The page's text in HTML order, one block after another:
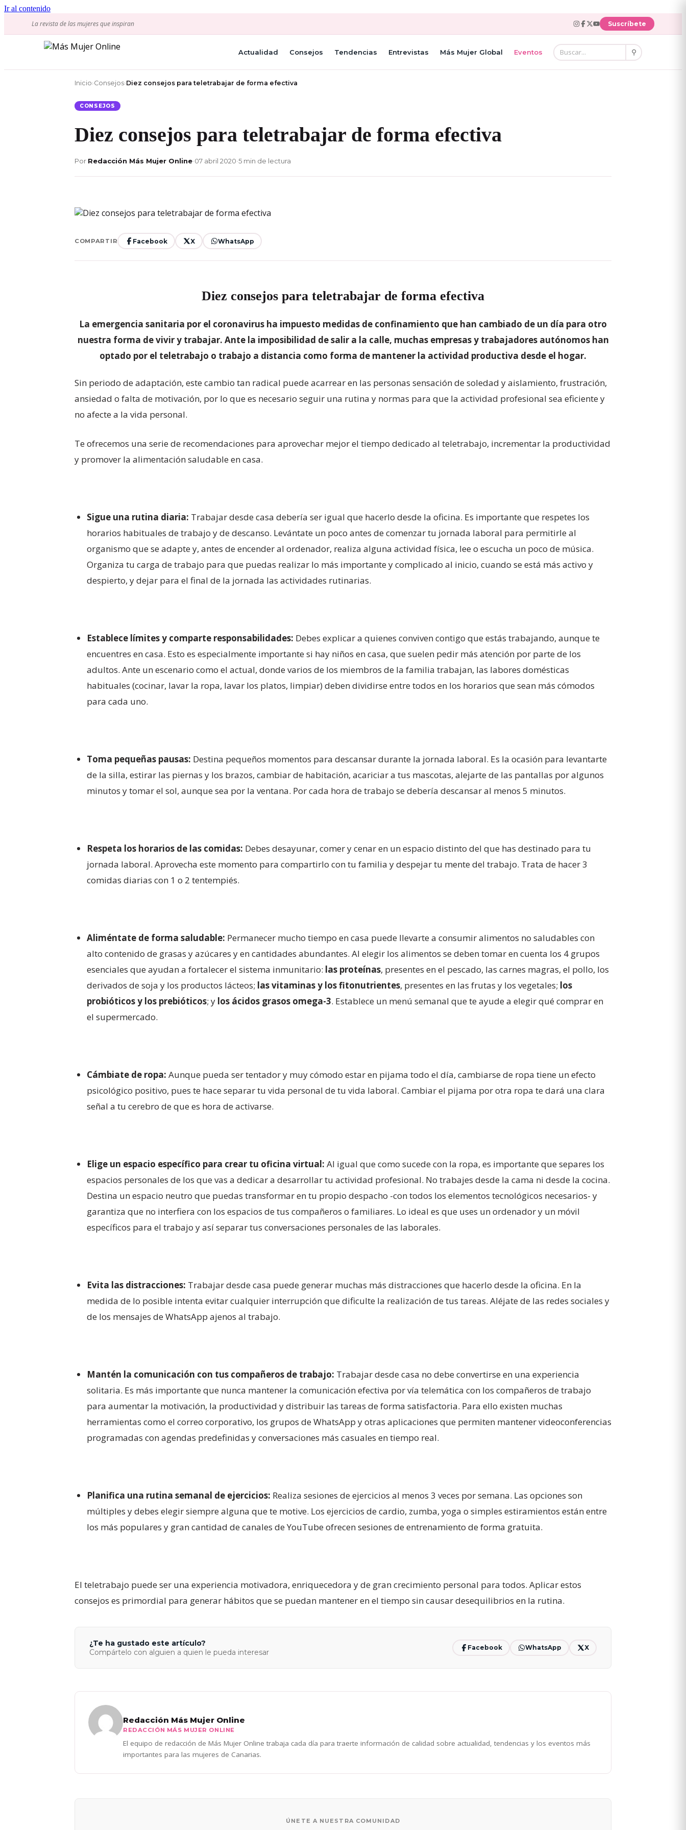
Ir al contenido
La revista de las mujeres que inspiran
Suscríbete
Actualidad Consejos Tendencias Entrevistas Más Mujer Global Eventos ⚲
Inicio›Consejos›Diez consejos para teletrabajar de forma efectiva
CONSEJOS
Diez consejos para teletrabajar de forma efectiva
Por Redacción Más Mujer Online•07 abril 2020•5 min de lectura
COMPARTIR Facebook X WhatsApp
Diez consejos para teletrabajar de forma efectiva
La emergencia sanitaria por el coronavirus ha impuesto medidas de confinamiento que han cambiado de un día para otro
nuestra forma de vivir y trabajar. Ante la imposibilidad de salir a la calle, muchas empresas y trabajadores autónomos han
optado por el teletrabajo o trabajo a distancia como forma de mantener la actividad productiva desde el hogar.
Sin periodo de adaptación, este cambio tan radical puede acarrear en las personas sensación de soledad y aislamiento, frustración,
ansiedad o falta de motivación, por lo que es necesario seguir una rutina y normas para que la actividad profesional sea eficiente y
no afecte a la vida personal.
Te ofrecemos una serie de recomendaciones para aprovechar mejor el tiempo dedicado al teletrabajo, incrementar la productividad
y promover la alimentación saludable en casa.
Sigue una rutina diaria: Trabajar desde casa debería ser igual que hacerlo desde la oficina. Es importante que respetes los
horarios habituales de trabajo y de descanso. Levántate un poco antes de comenzar tu jornada laboral para permitirle al
organismo que se adapte y, antes de encender al ordenador, realiza alguna actividad física, lee o escucha un poco de música.
Organiza tu carga de trabajo para que puedas realizar lo más importante y complicado al inicio, cuando se está más activo y
despierto, y dejar para el final de la jornada las actividades rutinarias.
Establece límites y comparte responsabilidades: Debes explicar a quienes conviven contigo que estás trabajando, aunque te
encuentres en casa. Esto es especialmente importante si hay niños en casa, que suelen pedir más atención por parte de los
adultos. Ante un escenario como el actual, donde varios de los miembros de la familia trabajan, las labores domésticas
habituales (cocinar, lavar la ropa, lavar los platos, limpiar) deben dividirse entre todos en los horarios que sean más cómodos
para cada uno.
Toma pequeñas pausas: Destina pequeños momentos para descansar durante la jornada laboral. Es la ocasión para levantarte
de la silla, estirar las piernas y los brazos, cambiar de habitación, acariciar a tus mascotas, alejarte de las pantallas por algunos
minutos y tomar el sol, aunque sea por la ventana. Por cada hora de trabajo se debería descansar al menos 5 minutos.
Respeta los horarios de las comidas: Debes desayunar, comer y cenar en un espacio distinto del que has destinado para tu
jornada laboral. Aprovecha este momento para compartirlo con tu familia y despejar tu mente del trabajo. Trata de hacer 3
comidas diarias con 1 o 2 tentempiés.
Aliméntate de forma saludable: Permanecer mucho tiempo en casa puede llevarte a consumir alimentos no saludables con
alto contenido de grasas y azúcares y en cantidades abundantes. Al elegir los alimentos se deben tomar en cuenta los 4 grupos
esenciales que ayudan a fortalecer el sistema inmunitario: las proteínas, presentes en el pescado, las carnes magras, el pollo, los
derivados de soja y los productos lácteos; las vitaminas y los fitonutrientes, presentes en las frutas y los vegetales; los
probióticos y los prebióticos; y los ácidos grasos omega-3. Establece un menú semanal que te ayude a elegir qué comprar en
el supermercado.
Cámbiate de ropa: Aunque pueda ser tentador y muy cómodo estar en pijama todo el día, cambiarse de ropa tiene un efecto
psicológico positivo, pues te hace separar tu vida personal de tu vida laboral. Cambiar el pijama por otra ropa te dará una clara
señal a tu cerebro de que es hora de activarse.
Elige un espacio específico para crear tu oficina virtual: Al igual que como sucede con la ropa, es importante que separes los
espacios personales de los que vas a dedicar a desarrollar tu actividad profesional. No trabajes desde la cama ni desde la cocina.
Destina un espacio neutro que puedas transformar en tu propio despacho -con todos los elementos tecnológicos necesarios- y
garantiza que no interfiera con los espacios de tus compañeros o familiares. Lo ideal es que uses un ordenador y un móvil
específicos para el trabajo y así separar tus conversaciones personales de las laborales.
Evita las distracciones: Trabajar desde casa puede generar muchas más distracciones que hacerlo desde la oficina. En la
medida de lo posible intenta evitar cualquier interrupción que dificulte la realización de tus tareas. Aléjate de las redes sociales y
de los mensajes de WhatsApp ajenos al trabajo.
Mantén la comunicación con tus compañeros de trabajo: Trabajar desde casa no debe convertirse en una experiencia
solitaria. Es más importante que nunca mantener la comunicación efectiva por vía telemática con los compañeros de trabajo
para aumentar la motivación, la productividad y distribuir las tareas de forma satisfactoria. Para ello existen muchas
herramientas como el correo corporativo, los grupos de WhatsApp y otras aplicaciones que permiten mantener videoconferencias
programadas con agendas predefinidas y conversaciones más casuales en tiempo real.
Planifica una rutina semanal de ejercicios: Realiza sesiones de ejercicios al menos 3 veces por semana. Las opciones son
múltiples y debes elegir siempre alguna que te motive. Los ejercicios de cardio, zumba, yoga o simples estiramientos están entre
los más populares y gran cantidad de canales de YouTube ofrecen sesiones de entrenamiento de forma gratuita.
El teletrabajo puede ser una experiencia motivadora, enriquecedora y de gran crecimiento personal para todos. Aplicar estos
consejos es primordial para generar hábitos que se puedan mantener en el tiempo sin causar desequilibrios en la rutina.
¿Te ha gustado este artículo?
Compártelo con alguien a quien le pueda interesar
Facebook WhatsApp X
Redacción Más Mujer Online
REDACCIÓN MÁS MUJER ONLINE
El equipo de redacción de Más Mujer Online trabaja cada día para traerte información de calidad sobre actualidad, tendencias y los eventos más
importantes para las mujeres de Canarias.
ÚNETE A NUESTRA COMUNIDAD